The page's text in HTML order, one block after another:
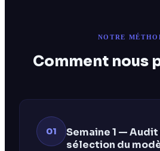
NOTRE
Comment nous
01
Semaine 1 —
sélection du